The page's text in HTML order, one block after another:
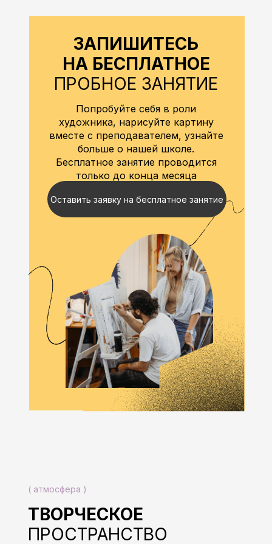
Попробуйте себя в роли
художника, нарисуйте картину
вместе с преподавателем, узнайте
больше о нашей школе.
Бесплатное занятие проводится
только до конца месяца
ЗАПИШИТЕСЬ
НА БЕСПЛАТНОЕ
ПРОБНОЕ ЗАНЯТИЕ
Оставить заявку на бесплатное занятие
ТВОРЧЕСКОЕ
ПРОСТРАНСТВО
( атмосфера )